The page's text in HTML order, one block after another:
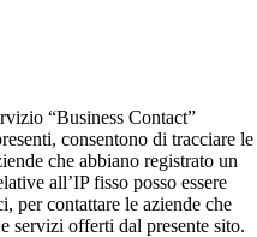
“Business Contact”
consentono di tracciare le
che abbiano registrato un
all’IP fisso posso essere
per contattare le aziende che
servizi offerti dal presente sito.